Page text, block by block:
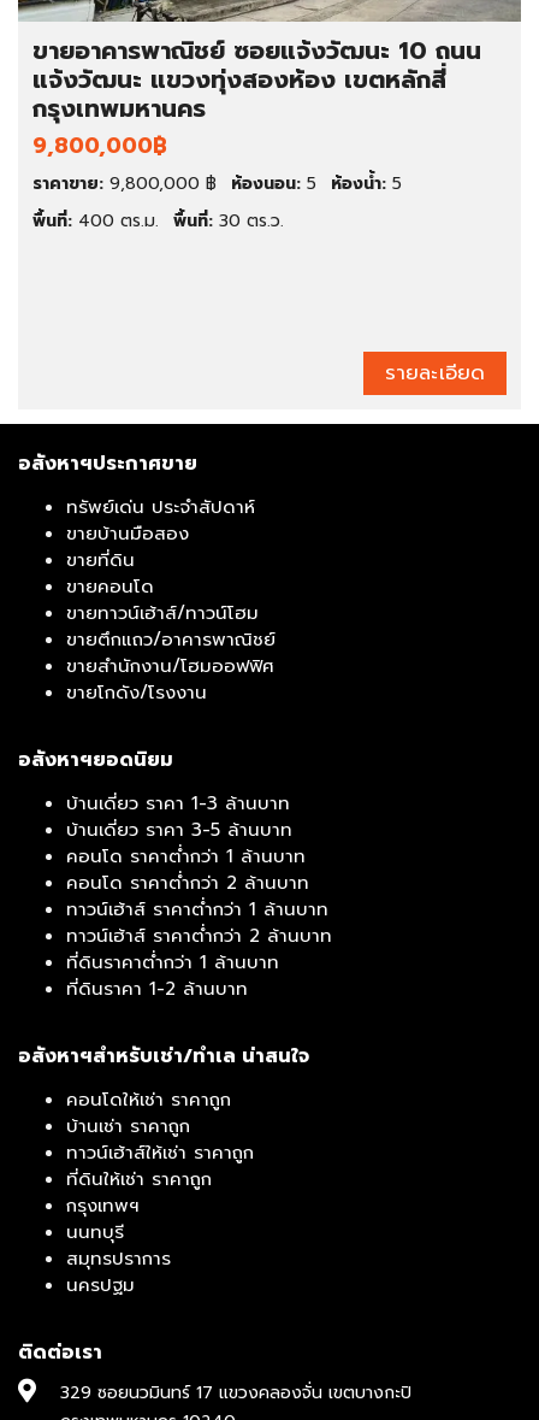
ขายอาคารพาณิชย์ ซอยแจ้งวัฒนะ 10 ถนน
แจ้งวัฒนะ แขวงทุ่งสองห้อง เขตหลักสี่
กรุงเทพมหานคร
9,800,000฿
ราคาขาย: 9,800,000 ฿ ห้องนอน: 5 ห้องน้ำ: 5
พื้นที่: 400 ตร.ม. พื้นที่: 30 ตร.ว.
รายละเอียด
อสังหาฯประกาศขาย
ทรัพย์เด่น ประจำสัปดาห์
ขายบ้านมือสอง
ขายที่ดิน
ขายคอนโด
ขายทาวน์เฮ้าส์/ทาวน์โฮม
ขายตึกแถว/อาคารพาณิชย์
ขายสำนักงาน/โฮมออฟฟิศ
ขายโกดัง/โรงงาน
อสังหาฯยอดนิยม
บ้านเดี่ยว ราคา 1-3 ล้านบาท
บ้านเดี่ยว ราคา 3-5 ล้านบาท
คอนโด ราคาต่ำกว่า 1 ล้านบาท
คอนโด ราคาต่ำกว่า 2 ล้านบาท
ทาวน์เฮ้าส์ ราคาต่ำกว่า 1 ล้านบาท
ทาวน์เฮ้าส์ ราคาต่ำกว่า 2 ล้านบาท
ที่ดินราคาต่ำกว่า 1 ล้านบาท
ที่ดินราคา 1-2 ล้านบาท
อสังหาฯสำหรับเช่า/ทำเล น่าสนใจ
คอนโดให้เช่า ราคาถูก
บ้านเช่า ราคาถูก
ทาวน์เฮ้าส์ให้เช่า ราคาถูก
ที่ดินให้เช่า ราคาถูก
กรุงเทพฯ
นนทบุรี
สมุทรปราการ
นครปฐม
ติดต่อเรา
329 ซอยนวมินทร์ 17 แขวงคลองจั่น เขตบางกะปิ